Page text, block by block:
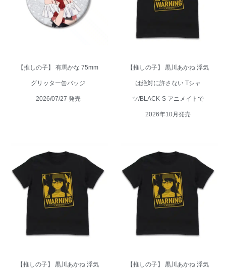
【推しの子】 有馬かな 75mm
グリッター缶バッジ
2026/07/27 発売
【推しの子】 黒川あかね 浮気
は絶対に許さない Tシャ
ツ/BLACK-S アニメイトで
2026年10月発売
【推しの子】 黒川あかね 浮気 【推しの子】 黒川あかね 浮気